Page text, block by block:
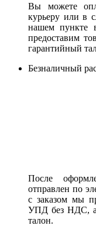
Вы можете
курьеру или в
нашем пункте
предоставим
гарантийный
Безналичный
После
отправлен по
с заказом мы
УПД без НДС,
талон.